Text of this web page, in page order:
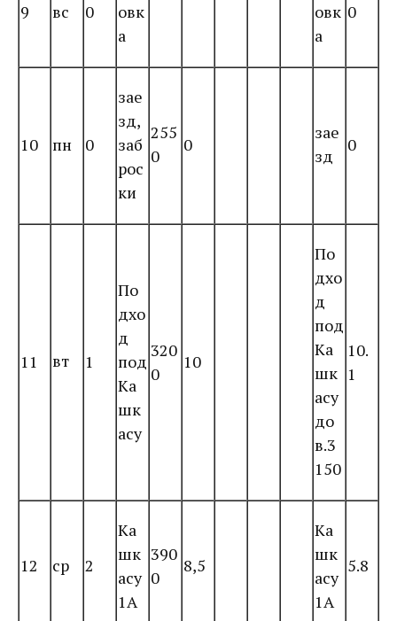
9 вс 0
овк
а
овк
а
0
10 пн 0
зае
зд,
заб
рос
ки
255
0
0
зае
зд
0
11 вт 1
По
дхо
д
под
Ка
шк
асу
320
0
10
По
дхо
д
под
Ка
шк
асу
до
в.3
150
10.
1
12 ср 2
Ка
шк
асу
1А
390
0
8,5
Ка
шк
асу
1А
5.8